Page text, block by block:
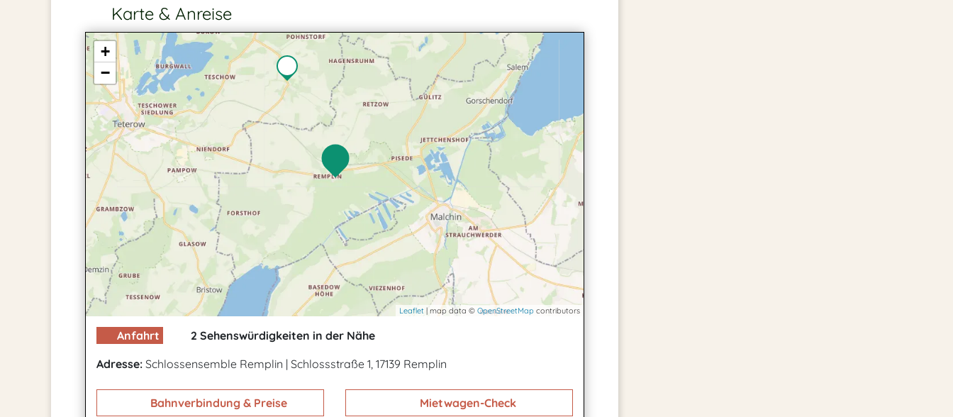
Karte & Anreise
+
−
Leaflet | map data © OpenStreetMap contributors
Anfahrt
2 Sehenswürdigkeiten in der Nähe
Adresse: Schlossensemble Remplin | Schlossstraße 1, 17139 Remplin
Bahnverbindung & Preise Mietwagen-Check